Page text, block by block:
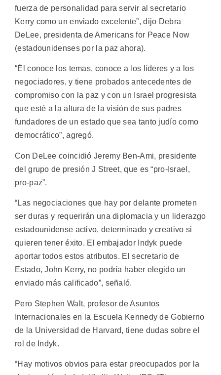
fuerza de personalidad para servir al secretario
Kerry como un enviado excelente”, dijo Debra
DeLee, presidenta de Americans for Peace Now
(estadounidenses por la paz ahora).
“Él conoce los temas, conoce a los líderes y a los
negociadores, y tiene probados antecedentes de
compromiso con la paz y con un Israel progresista
que esté a la altura de la visión de sus padres
fundadores de un estado que sea tanto judío como
democrático”, agregó.
Con DeLee coincidió Jeremy Ben-Ami, presidente
del grupo de presión J Street, que es “pro-Israel,
pro-paz”.
“Las negociaciones que hay por delante prometen
ser duras y requerirán una diplomacia y un liderazgo
estadounidense activo, determinado y creativo si
quieren tener éxito. El embajador Indyk puede
aportar todos estos atributos. El secretario de
Estado, John Kerry, no podría haber elegido un
enviado más calificado”, señaló.
Pero Stephen Walt, profesor de Asuntos
Internacionales en la Escuela Kennedy de Gobierno
de la Universidad de Harvard, tiene dudas sobre el
rol de Indyk.
“Hay motivos obvios para estar preocupados por la